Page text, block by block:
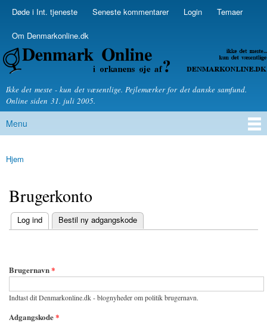
Skip to
Secondary menu
Døde i Int. tjeneste Seneste kommentarer Login Temaer
Om Denmarkonline.dk
Denmarkonline.dk - blognyheder om politik
Ikke det meste - kun det væsentlige. Pejlemærker for det danske samfund.
Online siden 31. juli 2005.
Main menu
Menu
You are here
Hjem
Brugerkonto
Primary tabs
Log ind
(active tab) Bestil ny adgangskode
Brugernavn*
Indtast dit Denmarkonline.dk - blognyheder om politik brugernavn.
Adgangskode*